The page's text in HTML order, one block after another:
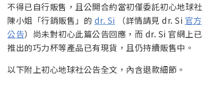
不得已自行販售，且公開合約當初僅委託初心地球社
陳小姐「行銷販售」的 dr. Si （詳情請見 dr. Si 官方
公告）尚未對初心此篇公告回應，而 dr. Si 官網上已
推出的巧力杯等產品已有現貨，且仍持續販售中。
以下附上初心地球社公告全文，內含退款細節。